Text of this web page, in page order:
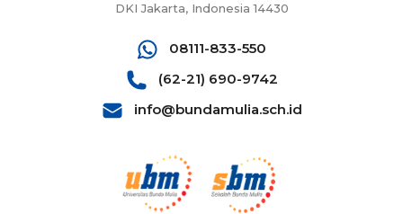
DKI Jakarta, Indonesia 14430
08111-833-550
(62-21) 690-9742
info@bundamulia.sch.id